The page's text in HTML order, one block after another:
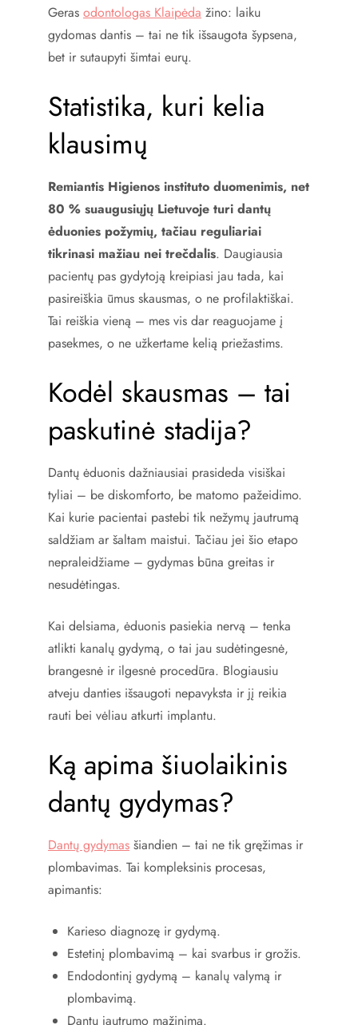
Geras odontologas Klaipėda žino: laiku
gydomas dantis – tai ne tik išsaugota šypsena,
bet ir sutaupyti šimtai eurų.
Statistika, kuri kelia
klausimų
Remiantis Higienos instituto duomenimis, net
80 % suaugusiųjų Lietuvoje turi dantų
ėduonies požymių, tačiau reguliariai
tikrinasi mažiau nei trečdalis. Daugiausia
pacientų pas gydytoją kreipiasi jau tada, kai
pasireiškia ūmus skausmas, o ne profilaktiškai.
Tai reiškia vieną – mes vis dar reaguojame į
pasekmes, o ne užkertame kelią priežastims.
Kodėl skausmas – tai
paskutinė stadija?
Dantų ėduonis dažniausiai prasideda visiškai
tyliai – be diskomforto, be matomo pažeidimo.
Kai kurie pacientai pastebi tik nežymų jautrumą
saldžiam ar šaltam maistui. Tačiau jei šio etapo
nepraleidžiame – gydymas būna greitas ir
nesudėtingas.
Kai delsiama, ėduonis pasiekia nervą – tenka
atlikti kanalų gydymą, o tai jau sudėtingesnė,
brangesnė ir ilgesnė procedūra. Blogiausiu
atveju danties išsaugoti nepavyksta ir jį reikia
rauti bei vėliau atkurti implantu.
Ką apima šiuolaikinis
dantų gydymas?
Dantų gydymas šiandien – tai ne tik gręžimas ir
plombavimas. Tai kompleksinis procesas,
apimantis:
Karieso diagnozę ir gydymą.
Estetinį plombavimą – kai svarbus ir grožis.
Endodontinį gydymą – kanalų valymą ir
plombavimą.
Dantų jautrumo mažinimą.